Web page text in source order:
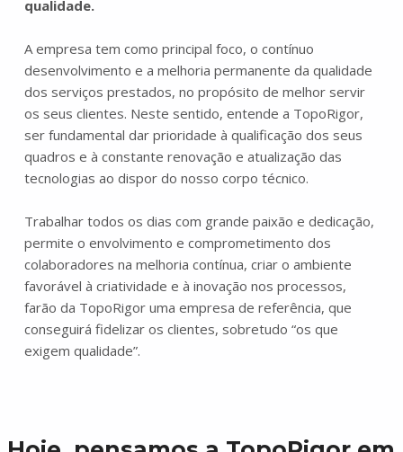
qualidade.
A empresa tem como principal foco, o contínuo
desenvolvimento e a melhoria permanente da qualidade
dos serviços prestados, no propósito de melhor servir
os seus clientes. Neste sentido, entende a TopoRigor,
ser fundamental dar prioridade à qualificação dos seus
quadros e à constante renovação e atualização das
tecnologias ao dispor do nosso corpo técnico.
Trabalhar todos os dias com grande paixão e dedicação,
permite o envolvimento e comprometimento dos
colaboradores na melhoria contínua, criar o ambiente
favorável à criatividade e à inovação nos processos,
farão da TopoRigor uma empresa de referência, que
conseguirá fidelizar os clientes, sobretudo “os que
exigem qualidade”.